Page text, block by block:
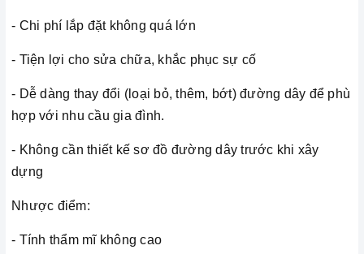
- Chi phí lắp đặt không quá lớn
- Tiện lợi cho sửa chữa, khắc phục sự cố
- Dễ dàng thay đổi (loại bỏ, thêm, bớt) đường dây để phù
hợp với nhu cầu gia đình.
- Không cần thiết kế sơ đồ đường dây trước khi xây
dựng
Nhược điểm:
- Tính thẩm mĩ không cao